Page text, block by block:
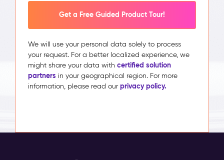
Get a Free Guided Product Tour!
We will use your personal data solely to process
your request. For a better localized experience, we
might share your data with certified solution
partners in your geographical region. For more
information, please read our privacy policy.